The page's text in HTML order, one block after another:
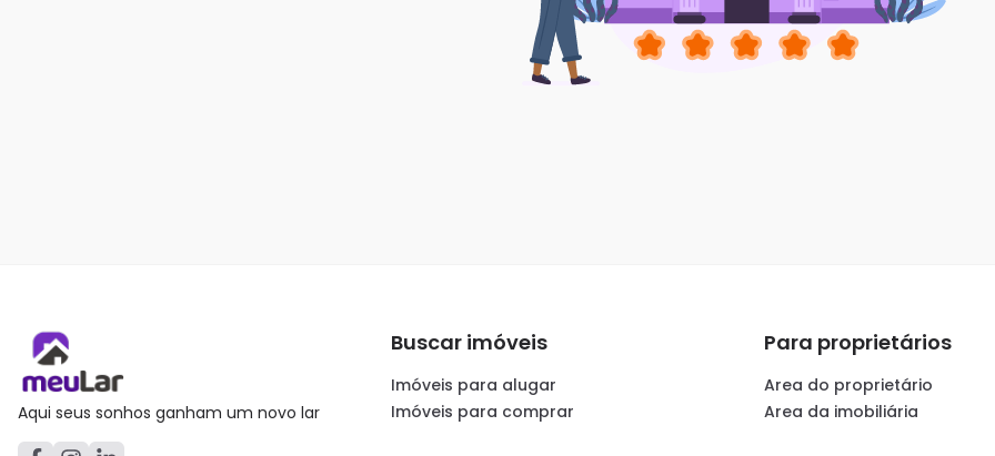
Aqui seus sonhos ganham um novo lar
Buscar imóveis
Imóveis para alugar
Imóveis para comprar
Para proprietários
Area do proprietário
Area da imobiliária